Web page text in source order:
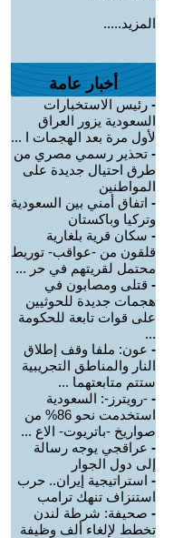
المزيد.....
أخبار عامة
- رئيس الاستخبارات
السعودية يزور العراق
لأول مرة بعد الهجمات ا ...
- تحذير رسمي مصري من
طرق احتيال جديدة على
المواطنين
- اتفاق أمني بين السعودية
وتركيا وباكستان
- سكان قرية بلغارية
قلقون من -عواقب- توريط
محتمل لقريتهم في حر ...
- قتلى ومصابون في
هجمات جديدة للحوثيين
على قوات تابعة للحكومة
...
- عون: ملفا وقف إطلاق
النار والمناطق التجريبية
ستتم متابعتهما ...
- -رويترز-: السعودية
استخدمت نحو 86% من
صواريخ -باتريوت- الاع ...
- عراقجي يوجه رسالة
إلى دول الجوار
- استراتيجية إيران.. حرب
استنزاف تنهك ترامب
- صحيفة: شرطة لندن
تخطط لإلغاء ألف وظيفة